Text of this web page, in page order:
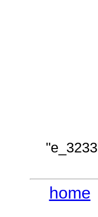
home